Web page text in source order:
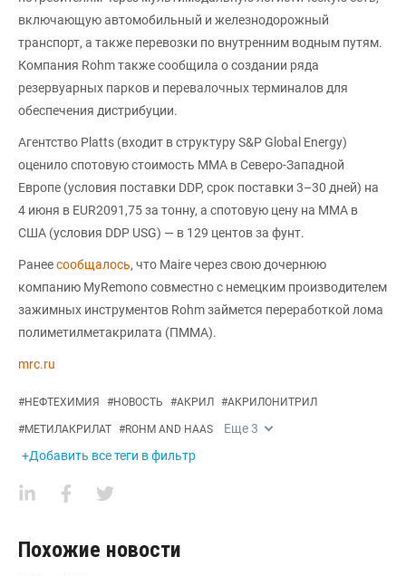
включающую автомобильный и железнодорожный
транспорт, а также перевозки по внутренним водным путям.
Компания Rohm также сообщила о создании ряда
резервуарных парков и перевалочных терминалов для
обеспечения дистрибуции.
Агентство Platts (входит в структуру S&P Global Energy)
оценило спотовую стоимость ММА в Северо-Западной
Европе (условия поставки DDP, срок поставки 3–30 дней) на
4 июня в EUR2091,75 за тонну, а спотовую цену на ММА в
США (условия DDP USG) — в 129 центов за фунт.
Ранеесообщалось, что Maire через свою дочернюю
компанию MyRemono совместно с немецким производителем
зажимных инструментов Rohm займется переработкой лома
полиметилметакрилата (ПММА).
mrc.ru
#НЕФТЕХИМИЯ #НОВОСТЬ #АКРИЛ #АКРИЛОНИТРИЛ
#МЕТИЛАКРИЛАТ #ROHM AND HAAS Еще3
+Добавить все теги в фильтр
Похожие новости